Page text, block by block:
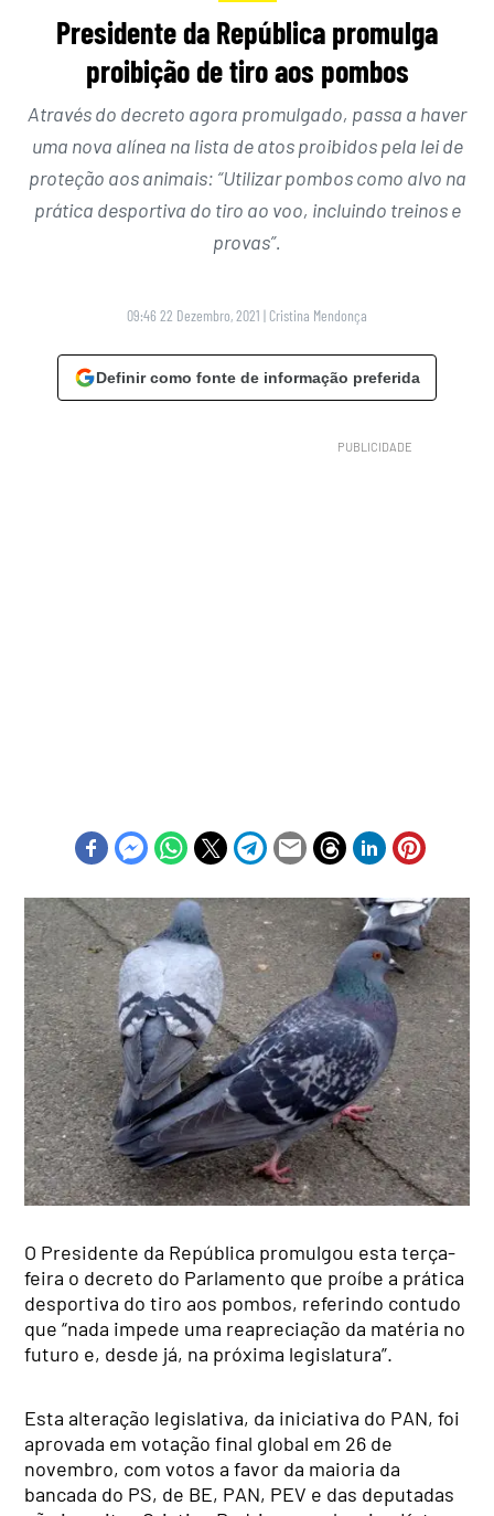
Presidente da República promulga
proibição de tiro aos pombos
Através do decreto agora promulgado, passa a haver
uma nova alínea na lista de atos proibidos pela lei de
proteção aos animais: “Utilizar pombos como alvo na
prática desportiva do tiro ao voo, incluindo treinos e
provas”.
09:46 22 Dezembro, 2021 | Cristina Mendonça
Definir como fonte de informação preferida
O Presidente da República promulgou esta terça-
feira o decreto do Parlamento que proíbe a prática
desportiva do tiro aos pombos, referindo contudo
que “nada impede uma reapreciação da matéria no
futuro e, desde já, na próxima legislatura”.
Esta alteração legislativa, da iniciativa do PAN, foi
aprovada em votação final global em 26 de
novembro, com votos a favor da maioria da
bancada do PS, de BE, PAN, PEV e das deputadas